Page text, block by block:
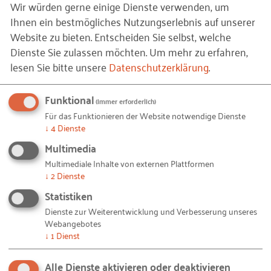
Bleiben Sie auf dem Laufenden!
Laufenden. Wir informieren Sie automatisch und
kostenlos, sobald es etwas Neues zum Projekt
Auszubildende als Digitalisierungsscouts
unserer Website gibt. Alles, was Sie dafür brauchen,
ist eine E-Mail-Adresse und 10 Sekunden Zeit.
IHRE E-MAIL-ADRESSE
Ich akzeptiere dieNutzungsbedingungen.
Wir würden gerne einige Dienste verwenden, um
Ihnen ein bestmögliches Nutzungserlebnis auf unserer
Website zu bieten. Entscheiden Sie selbst, welche
Dienste Sie zulassen möchten.Um mehr zu erfahren,
lesen Sie bitte unsereDatenschutzerklärung.
Funktional(immer erforderlich)
Für das Funktionieren der Website notwendige Dienste
↓ 4Dienste
Multimedia
Multimediale Inhalte von externen Plattformen
↓ 2Dienste
Statistiken
Dienste zur Weiterentwicklung und Verbesserung unseres
Webangebotes
↓ 1 Dienst
Alle Dienste aktivieren oder deaktivieren